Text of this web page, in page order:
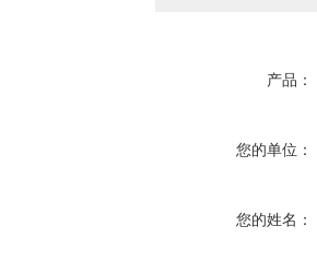
产品：
您的单位：
您的姓名：